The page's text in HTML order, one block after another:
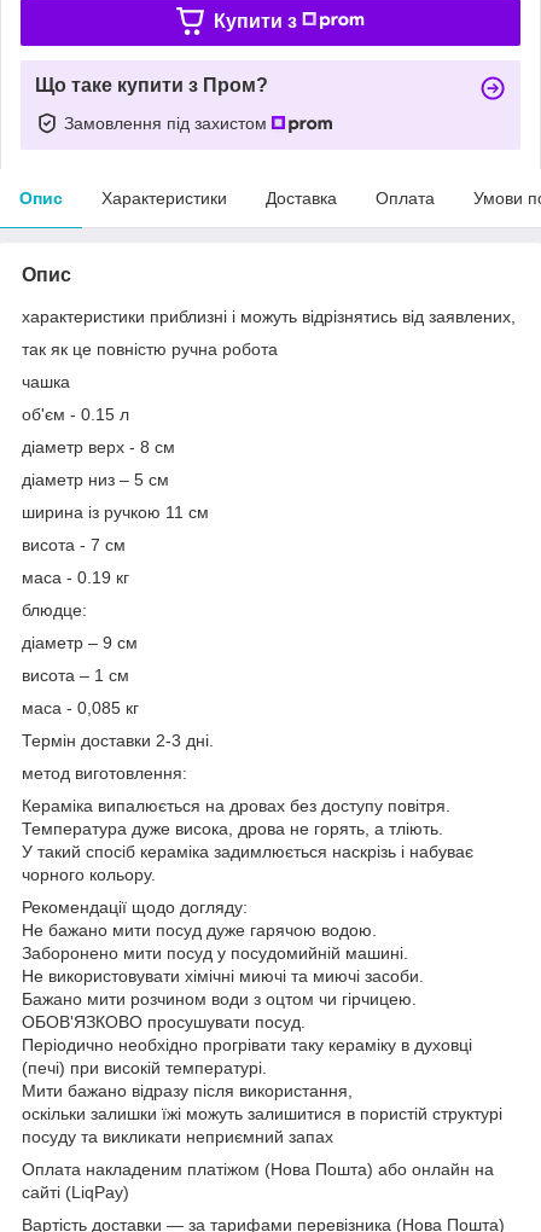
Купити з
Що таке купити з Пром?
Замовлення під захистом
Опис Характеристики Доставка Оплата Умови
Опис
характеристики приблизні і можуть відрізнятись від заявлених,
так як це повністю ручна робота
чашка
об'єм - 0.15 л
діаметр верх - 8 см
діаметр низ – 5 см
ширина із ручкою 11 см
висота - 7 см
маса - 0.19 кг
блюдце:
діаметр – 9 см
висота – 1 см
маса - 0,085 кг
Термін доставки 2-3 дні.
метод виготовлення:
Кераміка випалюється на дровах без доступу повітря.
Температура дуже висока, дрова не горять, а тліють.
У такий спосіб кераміка задимлюється наскрізь і набуває
чорного кольору.
Рекомендації щодо догляду:
Не бажано мити посуд дуже гарячою водою.
Заборонено мити посуд у посудомийній машині.
Не використовувати хімічні миючі та миючі засоби.
Бажано мити розчином води з оцтом чи гірчицею.
ОБОВ'ЯЗКОВО просушувати посуд.
Періодично необхідно прогрівати таку кераміку в духовці
(печі) при високій температурі.
Мити бажано відразу після використання,
оскільки залишки їжі можуть залишитися в пористій структурі
посуду та викликати неприємний запах
Оплата накладеним платіжом (Нова Пошта) або онлайн на
сайті (LiqPay)
Вартість доставки — за тарифами перевізника (Нова Пошта)